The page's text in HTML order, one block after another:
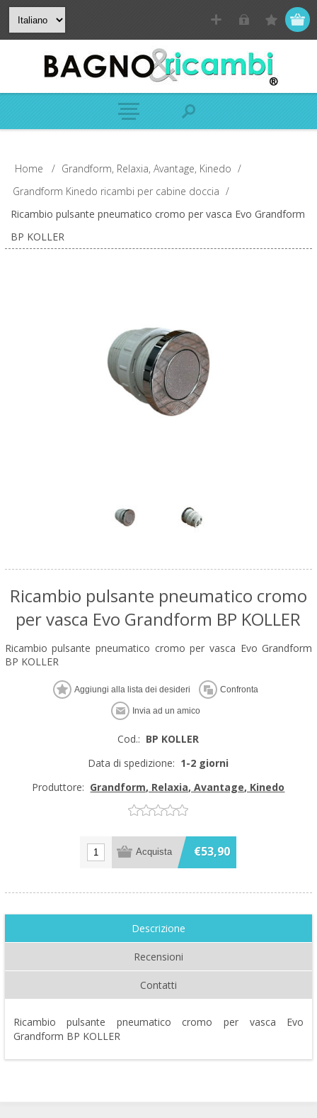
Home / Grandform, Relaxia, Avantage, Kinedo /
Grandform Kinedo ricambi per cabine doccia /
Ricambio pulsante pneumatico cromo per vasca Evo Grandform
BP KOLLER
Ricambio pulsante pneumatico cromo
per vasca Evo Grandform BP KOLLER
Ricambio pulsante pneumatico cromo per vasca Evo Grandform
BP KOLLER
Cod.: BP KOLLER
Data di spedizione: 1-2 giorni
Produttore: Grandform, Relaxia, Avantage, Kinedo
€53,90
Descrizione
Recensioni
Contatti
Ricambio pulsante pneumatico cromo per vasca Evo
Grandform BP KOLLER